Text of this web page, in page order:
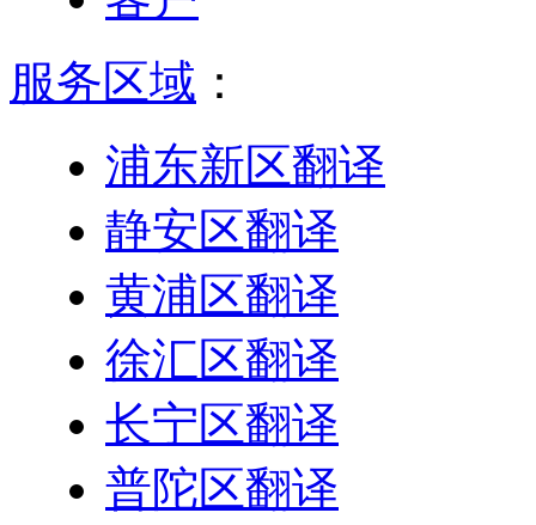
服务区域 ：
浦东新区翻译
静安区翻译
黄浦区翻译
徐汇区翻译
长宁区翻译
普陀区翻译